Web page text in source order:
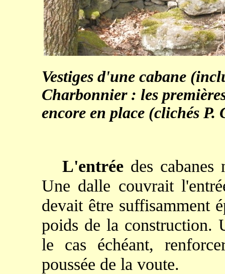
Vestiges d'une cabane
Charbonnier : les
encore en place (clichés P.
L'entrée des
Une dalle couvrait
devait être suffisamment
poids de la construction.
le cas échéant,
poussée de la voute.